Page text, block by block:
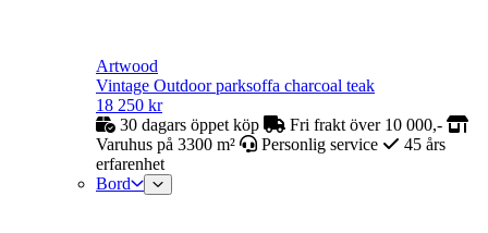
Artwood
Vintage Outdoor parksoffa charcoal teak
18 250 kr
30 dagars öppet köp
Fri frakt över 10 000,-
Varuhus på 3300 m²
Personlig service
45 års
erfarenhet
Bord